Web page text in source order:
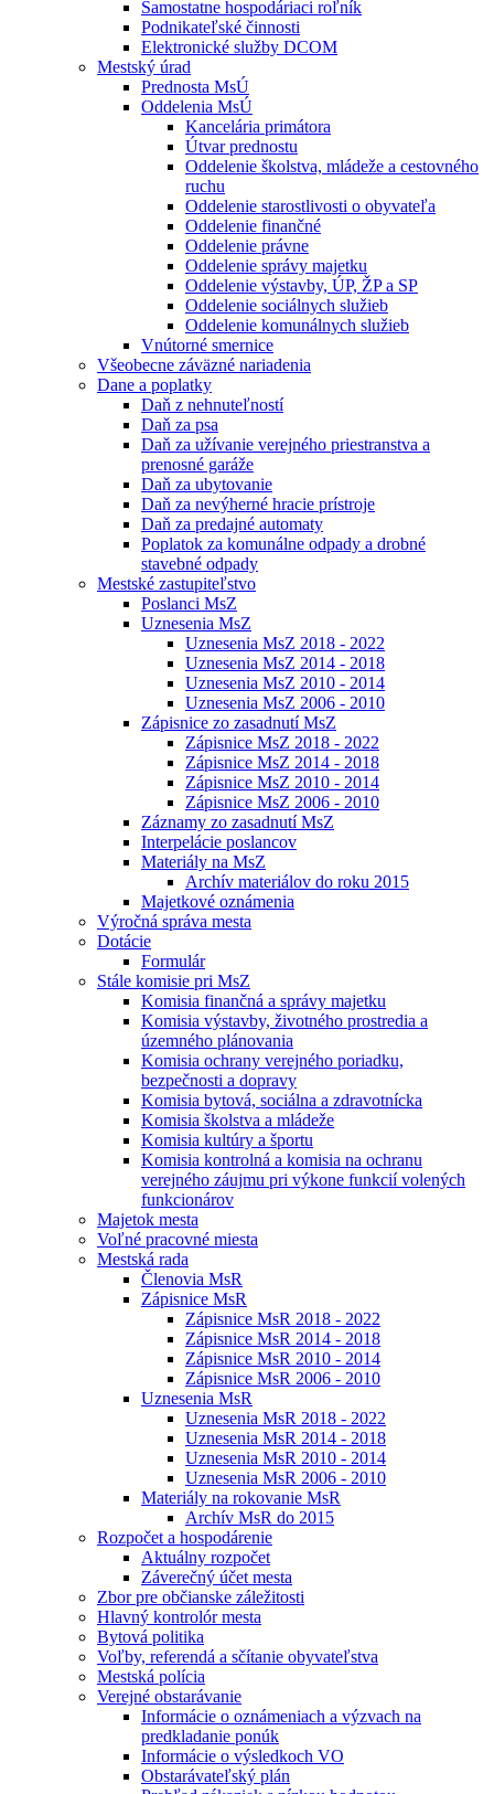
Samostatne hospodáriaci roľník
Podnikateľské činnosti
Elektronické služby DCOM
Mestský úrad
Prednosta MsÚ
Oddelenia MsÚ
Kancelária primátora
Útvar prednostu
Oddelenie školstva, mládeže a cestovného
ruchu
Oddelenie starostlivosti o obyvateľa
Oddelenie finančné
Oddelenie právne
Oddelenie správy majetku
Oddelenie výstavby, ÚP, ŽP a SP
Oddelenie sociálnych služieb
Oddelenie komunálnych služieb
Vnútorné smernice
Všeobecne záväzné nariadenia
Dane a poplatky
Daň z nehnuteľností
Daň za psa
Daň za užívanie verejného priestranstva a
prenosné garáže
Daň za ubytovanie
Daň za nevýherné hracie prístroje
Daň za predajné automaty
Poplatok za komunálne odpady a drobné
stavebné odpady
Mestské zastupiteľstvo
Poslanci MsZ
Uznesenia MsZ
Uznesenia MsZ 2018 - 2022
Uznesenia MsZ 2014 - 2018
Uznesenia MsZ 2010 - 2014
Uznesenia MsZ 2006 - 2010
Zápisnice zo zasadnutí MsZ
Zápisnice MsZ 2018 - 2022
Zápisnice MsZ 2014 - 2018
Zápisnice MsZ 2010 - 2014
Zápisnice MsZ 2006 - 2010
Záznamy zo zasadnutí MsZ
Interpelácie poslancov
Materiály na MsZ
Archív materiálov do roku 2015
Majetkové oznámenia
Výročná správa mesta
Dotácie
Formulár
Stále komisie pri MsZ
Komisia finančná a správy majetku
Komisia výstavby, životného prostredia a
územného plánovania
Komisia ochrany verejného poriadku,
bezpečnosti a dopravy
Komisia bytová, sociálna a zdravotnícka
Komisia školstva a mládeže
Komisia kultúry a športu
Komisia kontrolná a komisia na ochranu
verejného záujmu pri výkone funkcií volených
funkcionárov
Majetok mesta
Voľné pracovné miesta
Mestská rada
Členovia MsR
Zápisnice MsR
Zápisnice MsR 2018 - 2022
Zápisnice MsR 2014 - 2018
Zápisnice MsR 2010 - 2014
Zápisnice MsR 2006 - 2010
Uznesenia MsR
Uznesenia MsR 2018 - 2022
Uznesenia MsR 2014 - 2018
Uznesenia MsR 2010 - 2014
Uznesenia MsR 2006 - 2010
Materiály na rokovanie MsR
Archív MsR do 2015
Rozpočet a hospodárenie
Aktuálny rozpočet
Záverečný účet mesta
Zbor pre občianske záležitosti
Hlavný kontrolór mesta
Bytová politika
Voľby, referendá a sčítanie obyvateľstva
Mestská polícia
Verejné obstarávanie
Informácie o oznámeniach a výzvach na
predkladanie ponúk
Informácie o výsledkoch VO
Obstarávateľský plán